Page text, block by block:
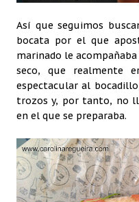
Así que seguimos
bocata por el que
marinado le
seco, que realmente
espectacular al
trozos y, por tanto, no
en el que se preparaba.